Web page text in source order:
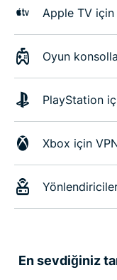
Apple TV için
Oyun
PlayStation
Xbox için
En sevdiğiniz